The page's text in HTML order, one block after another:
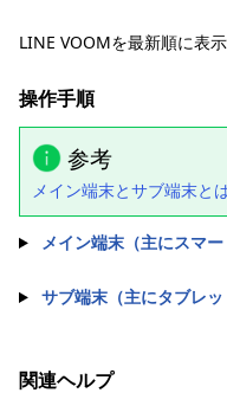
LINE VOOMを最新順に表
操作手順
参考
メイン端末とサブ端末と
メイン端末（主にスマー
サブ端末（主にタブレッ
関連ヘルプ